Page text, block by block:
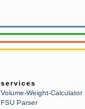
services
Volume-Weight-Calculator
FSU Parser